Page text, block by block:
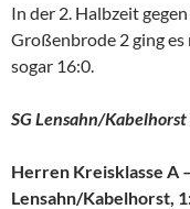
In der 2. Halbzeit gegen
Großenbrode 2 ging
sogar 16:0.
SG Lensahn/
Herren Kreisklasse A
Lensahn/Kabelhorst,